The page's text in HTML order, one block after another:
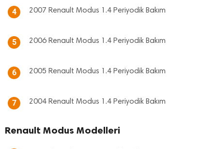
4 2007 Renault Modus 1.4 Periyodik Bakım
5 2006 Renault Modus 1.4 Periyodik Bakım
6 2005 Renault Modus 1.4 Periyodik Bakım
7 2004 Renault Modus 1.4 Periyodik Bakım
Renault Modus Modelleri